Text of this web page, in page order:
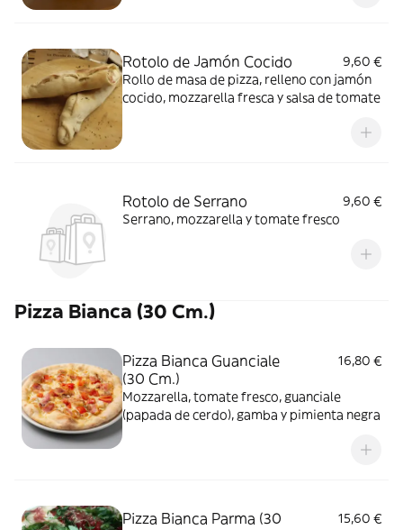
Rotolo de Jamón Cocido
9,60 €
Rollo de masa de pizza, relleno con jamón
cocido, mozzarella fresca y salsa de tomate
Rotolo de Serrano
9,60 €
Serrano, mozzarella y tomate fresco
Pizza Bianca (30 Cm.)
Pizza Bianca Guanciale
(30 Cm.)
16,80 €
Mozzarella, tomate fresco, guanciale
(papada de cerdo), gamba y pimienta negra
Pizza Bianca Parma (30
15,60 €